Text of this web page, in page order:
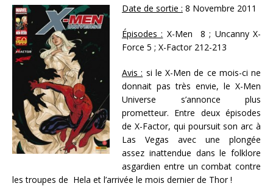
Date de sortie : 8 Novembre 2011
Épisodes : X-Men 8 ; Uncanny X-
Force 5 ; X-Factor 212-213
Avis : si le X-Men de ce mois-ci ne
donnait pas très envie, le X-Men
Universe s’annonce plus
prometteur. Entre deux épisodes
de X-Factor, qui poursuit son arc à
Las Vegas avec une plongée
assez inattendue dans le folklore
asgardien entre un combat contre
les troupes de Hela et l’arrivée le mois dernier de Thor !